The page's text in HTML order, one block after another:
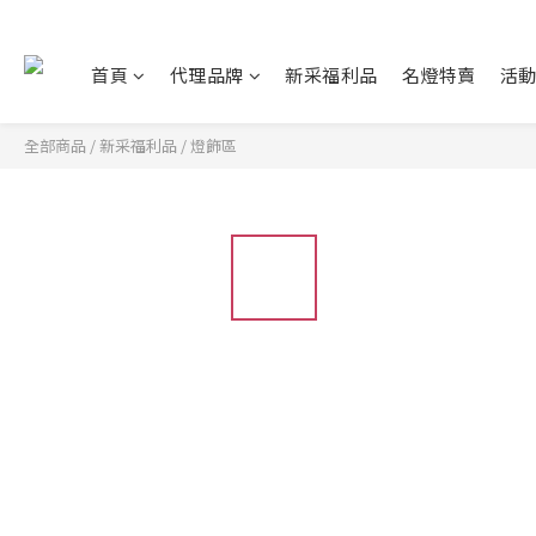
首頁 代理品牌 新采福利品 名燈特賣 活
全部商品 /新采福利品 /燈飾區